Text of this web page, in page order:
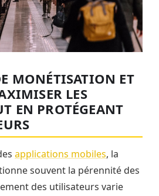
MONÉTISATION ET
LES
EN PROTÉGEANT
applications mobiles, la
souvent la pérennité des
des utilisateurs varie